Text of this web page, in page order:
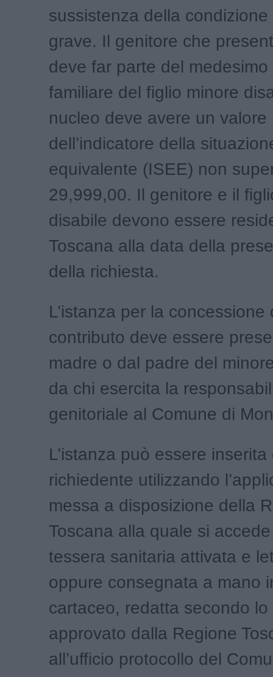
sussistenza della
grave. Il genitore che
deve far parte del
familiare del figlio minore
nucleo deve avere un valore
dell’indicatore della
equivalente (ISEE) non
29,999,00. Il genitore e il
disabile devono essere
Toscana alla data della
della richiesta.
L’istanza per la concessione
contributo deve essere
madre o dal padre del
da chi esercita la
genitoriale al Comune di
L’istanza può essere
richiedente utilizzando
messa a disposizione della
Toscana alla quale si
tessera sanitaria attivata e
oppure consegnata a mano
cartaceo, redatta secondo
approvato dalla Regione
all’ufficio protocollo del